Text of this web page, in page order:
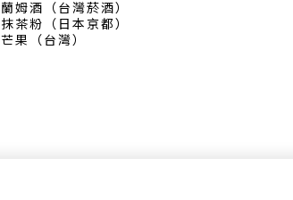
蘭姆酒（台灣菸酒）
抹茶粉（日本京都）
芒果（台灣）